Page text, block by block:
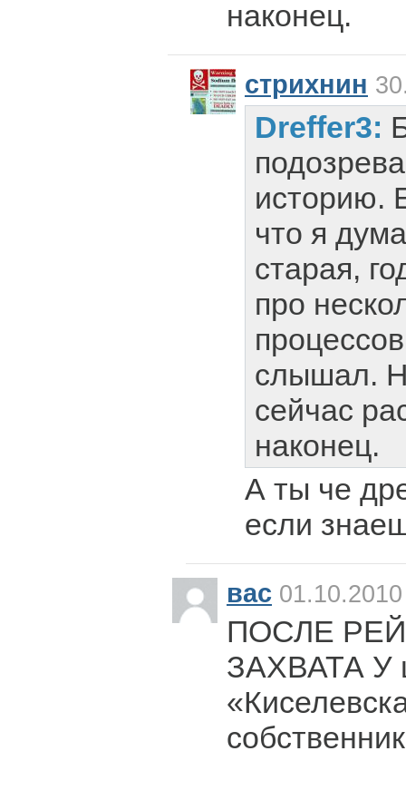
наконец.
стрихнин
Dreffer3:
историю.
что я
старая,
про
слышал.
сейчас
наконец.
А ты че
если
вас
ПОСЛЕ
ЗАХВАТА У